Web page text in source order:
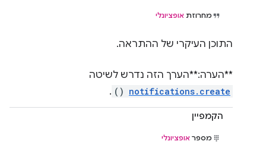
מחרוזת אופציונלי
התוכן העיקרי של ההתראה.
**הערה:**הערך הזה נדרש לשיטה
notifications.create
()
.
הקמפיין
מספר אופציונלי